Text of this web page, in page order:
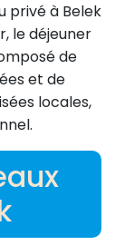
privé à Belek
le déjeuner
de
et de
locales,